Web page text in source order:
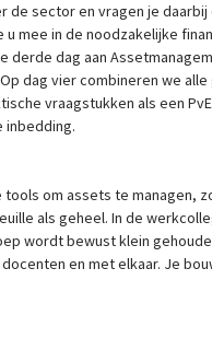
de sector en vragen je
mee in de noodzakelijke
derde dag aan
dag vier combineren we
vraagstukken als een
inbedding.
om assets te managen,
als geheel. In de
wordt bewust klein
en met elkaar. Je